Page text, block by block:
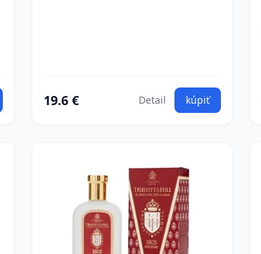
19.6 € Detail kúpiť